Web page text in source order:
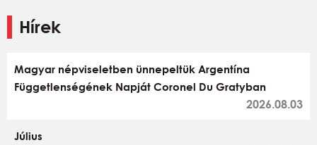
Hírek
Magyar népviseletben ünnepeltük Argentína
Függetlenségének Napját Coronel Du Gratyban
2026.08.03
Július